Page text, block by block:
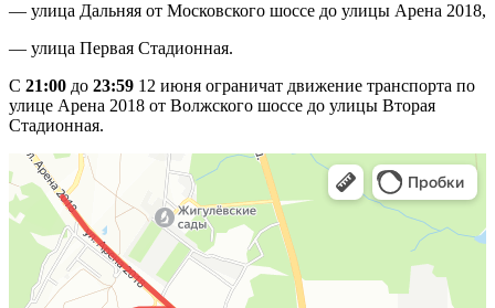
— улица Дальняя от Московского шоссе до улицы Арена 2018,
— улица Первая Стадионная.
С 21:00 до 23:59 12 июня ограничат движение транспорта по
улице Арена 2018 от Волжского шоссе до улицы Вторая
Стадионная.